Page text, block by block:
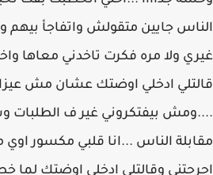
الناس جايين متقولش واتفاجأ بيهم
غيري ولا مره فكرت تاخدني معاها
قالتلي ادخلي اوضتك عشان مش
....ومش بيفتكروني غير ف الطلبات
مقابلة الناس ...انا قلبي مكسور
احرجتني وقالتلي ادخلي اوضتك لما